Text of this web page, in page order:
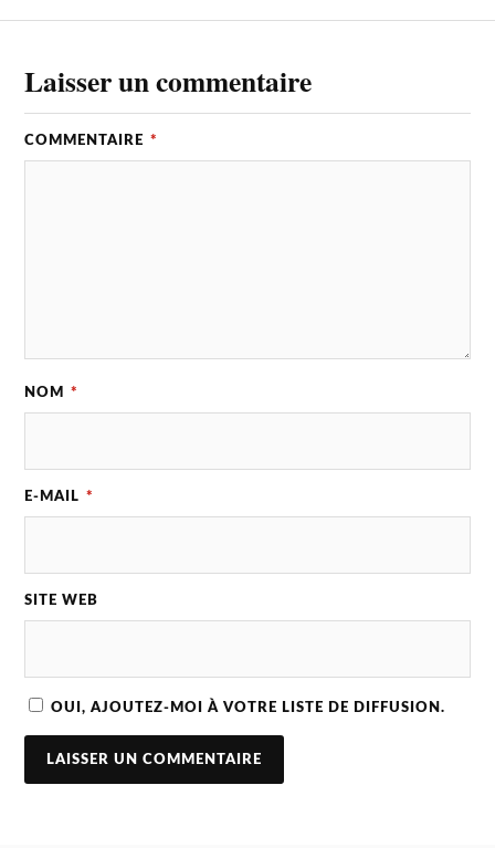
Laisser un commentaire
COMMENTAIRE *
NOM *
E-MAIL *
SITE WEB
OUI, AJOUTEZ-MOI À VOTRE LISTE DE DIFFUSION.